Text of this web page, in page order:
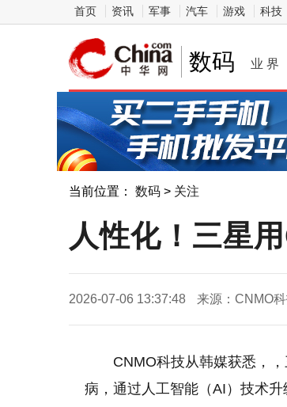
首页 资讯 军事 汽车 游戏 科技
数码 业 界
当前位置： 数码 > 关注
人性化！三星
2026-07-06 13:37:48 来源：CNMO
CNMO科技从韩媒获悉，
病，通过人工智能（AI）技术